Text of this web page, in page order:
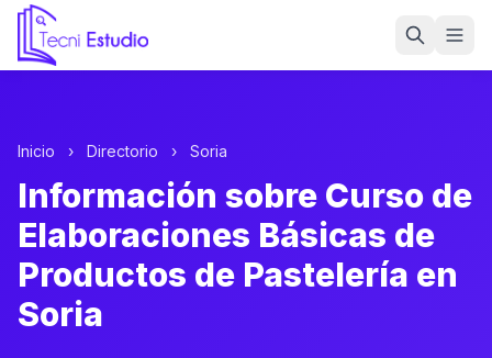
Ir a la página de inicio de Tecni Estudio
Inicio › Directorio › Soria
Información sobre Curso de
Elaboraciones Básicas de
Productos de Pastelería en
Soria